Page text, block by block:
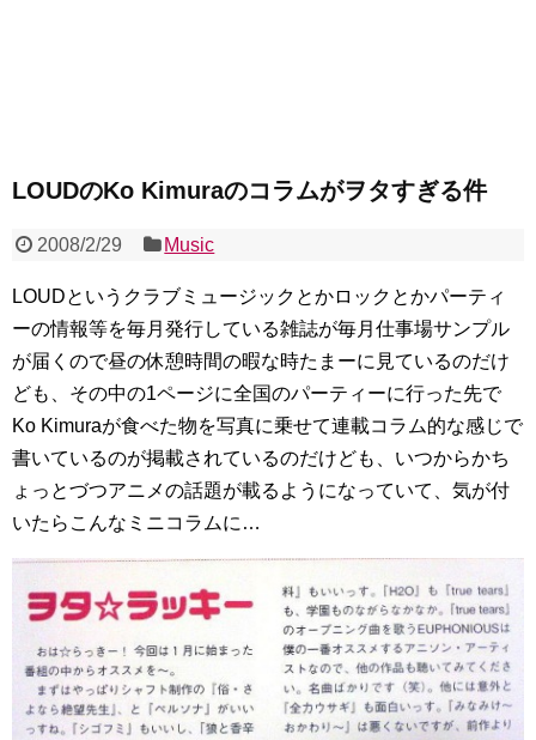
LOUDのKo Kimuraのコラムがヲタすぎる件
2008/2/29 Music
LOUDというクラブミュージックとかロックとかパーティ
ーの情報等を毎月発行している雑誌が毎月仕事場サンプル
が届くので昼の休憩時間の暇な時たまーに見ているのだけ
ども、その中の1ページに全国のパーティーに行った先で
Ko Kimuraが食べた物を写真に乗せて連載コラム的な感じで
書いているのが掲載されているのだけども、いつからかち
ょっとづつアニメの話題が載るようになっていて、気が付
いたらこんなミニコラムに…